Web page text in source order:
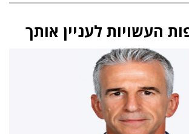
העשויות לעניין אותך